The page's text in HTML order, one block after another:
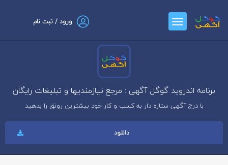
ورود / ثبت نام
برنامه اندروید گوگل آگهی : مرجع نیازمندیها و تبلیغات رایگان
با درج آگهی ستاره دار به کسب و کار خود بیشترین رونق را بدهید
دانلود